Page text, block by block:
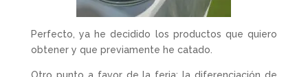
Perfecto, ya he decidido los productos que quiero
obtener y que previamente he catado.